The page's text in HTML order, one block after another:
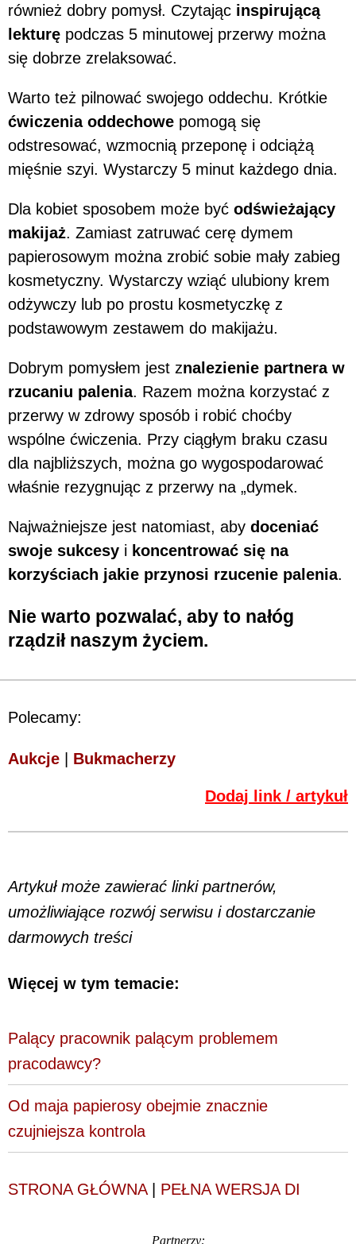
również dobry pomysł. Czytając inspirującą
lekturę podczas 5 minutowej przerwy można
się dobrze zrelaksować.
Warto też pilnować swojego oddechu. Krótkie
ćwiczenia oddechowe pomogą się
odstresować, wzmocnią przeponę i odciążą
mięśnie szyi. Wystarczy 5 minut każdego dnia.
Dla kobiet sposobem może być odświeżający
makijaż. Zamiast zatruwać cerę dymem
papierosowym można zrobić sobie mały zabieg
kosmetyczny. Wystarczy wziąć ulubiony krem
odżywczy lub po prostu kosmetyczkę z
podstawowym zestawem do makijażu.
Dobrym pomysłem jest znalezienie partnera w
rzucaniu palenia. Razem można korzystać z
przerwy w zdrowy sposób i robić choćby
wspólne ćwiczenia. Przy ciągłym braku czasu
dla najbliższych, można go wygospodarować
właśnie rezygnując z przerwy na „dymek.
Najważniejsze jest natomiast, aby doceniać
swoje sukcesy i koncentrować się na
korzyściach jakie przynosi rzucenie palenia.
Nie warto pozwalać, aby to nałóg
rządził naszym życiem.
Polecamy:
Aukcje | Bukmacherzy
Dodaj link / artykuł
Artykuł może zawierać linki partnerów,
umożliwiające rozwój serwisu i dostarczanie
darmowych treści
Więcej w tym temacie:
Palący pracownik palącym problemem
pracodawcy?
Od maja papierosy obejmie znacznie
czujniejsza kontrola
STRONA GŁÓWNA| PEŁNA WERSJA DI
Partnerzy: